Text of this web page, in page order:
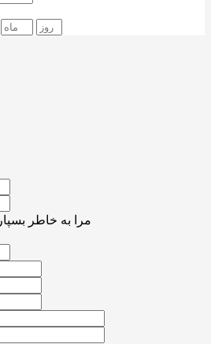
مرا به خاطر بسپار